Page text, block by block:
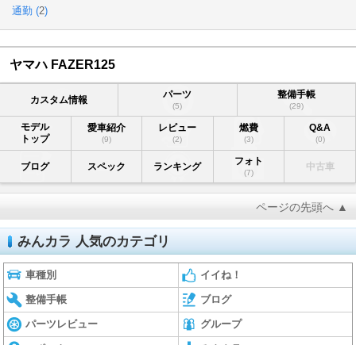
通勤 (2)
ヤマハ FAZER125
カスタム情報 パーツ
(5)
整備手帳
(29)
モデル
トップ
愛車紹介
(9)
レビュー
(2)
燃費
(3)
Q&A
(0)
ブログ スペック ランキング フォト
(7)
中古車
ページの先頭へ ▲
みんカラ 人気のカテゴリ
車種別 イイね！
整備手帳 ブログ
パーツレビュー グループ